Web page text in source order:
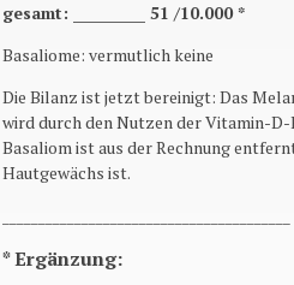
gesamt: __________ 51 /10.000 *
Basaliome: vermutlich keine
Die Bilanz ist jetzt bereinigt: Das
wird durch den Nutzen der Vitamin-D-
Basaliom ist aus der Rechnung
Hautgewächs ist.
* Ergänzung: